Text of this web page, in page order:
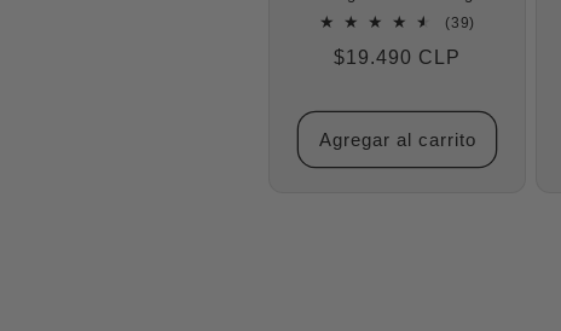
(39)
Precio
$19.490 CLP
Agregar al carrito